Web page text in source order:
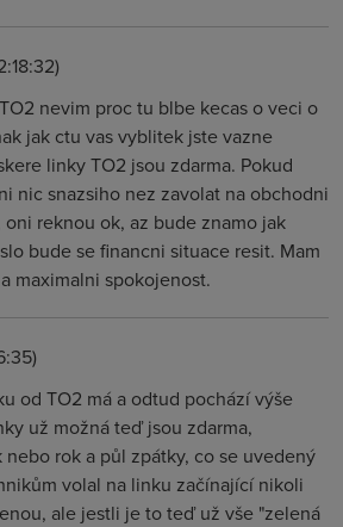
nevim proc tu blbe kecas o veci o
jak ctu vas vyblitek jste vazne
linky TO2 jsou zdarma. Pokud
nic snazsiho nez zavolat na obchodni
reknou ok, az bude znamo jak
bude se financni situace resit. Mam
maximalni spokojenost.
od TO2 má a odtud pochází výše
už možná teď jsou zdarma,
rok a půl zpátky, co se uvedený
volal na linku začínající nikoli
ale jestli je to teď už vše "zelená